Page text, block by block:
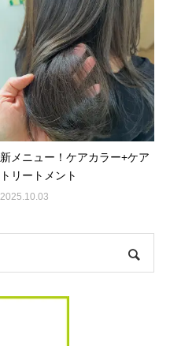
新メニュー！ケアカラー+ケア
トリートメント
2025.10.03